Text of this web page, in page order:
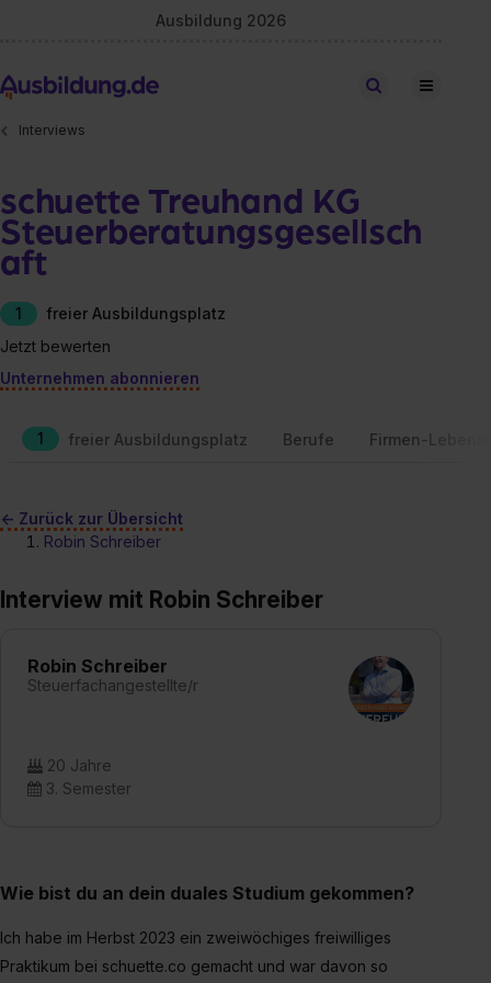
Ausbildung 2026
Stellen finden
Interviews
schuette Treuhand KG
Steuerberatungsgesellsch
aft
1
freier Ausbildungsplatz
Jetzt bewerten
Unternehmen abonnieren
1 freier Ausbildungsplatz Berufe Firmen-
<- Zurück zur Übersicht
Robin Schreiber
Interview mit Robin Schreiber
Robin Schreiber
Steuerfachangestellte/r
20 Jahre
3. Semester
Wie bist du an dein duales Studium gekommen?
Ich habe im Herbst 2023 ein zweiwöchiges freiwilliges
Praktikum bei schuette.co gemacht und war davon so